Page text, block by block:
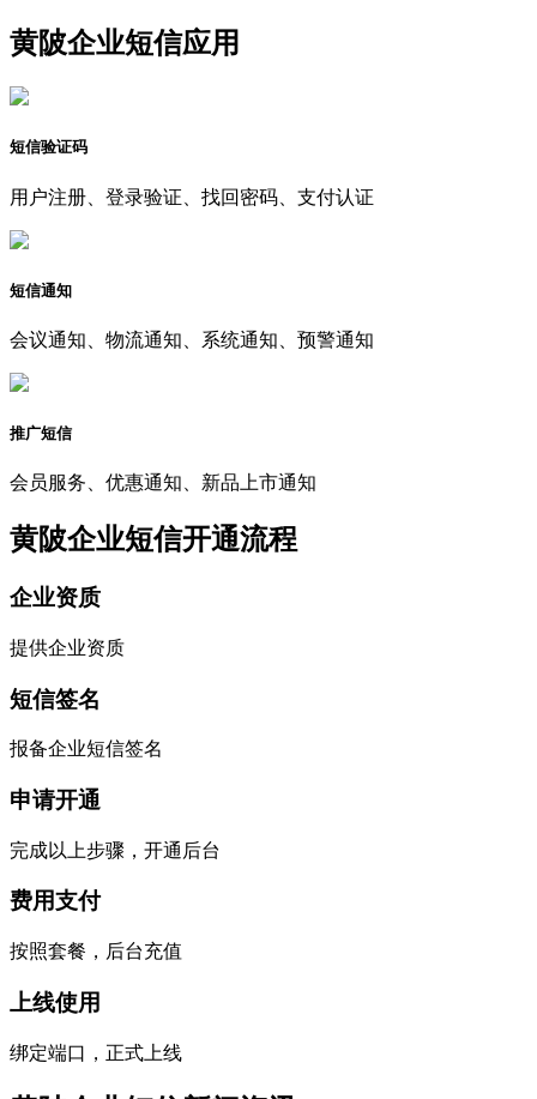
黄陂企业短信应用
短信验证码
用户注册、登录验证、找回密码、支付认证
短信通知
会议通知、物流通知、系统通知、预警通知
推广短信
会员服务、优惠通知、新品上市通知
黄陂企业短信开通流程
企业资质
提供企业资质
短信签名
报备企业短信签名
申请开通
完成以上步骤，开通后台
费用支付
按照套餐，后台充值
上线使用
绑定端口，正式上线